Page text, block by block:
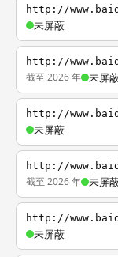
http://
未屏蔽
http://
截至 2026 年 未屏
http://
未屏蔽
http://
截至 2026 年 未屏
http://
未屏蔽